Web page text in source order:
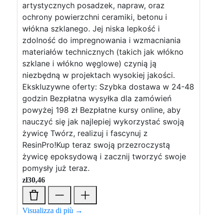
artystycznych posadzek, napraw, oraz
ochrony powierzchni ceramiki, betonu i
włókna szklanego. Jej niska lepkość i
zdolność do impregnowania i wzmacniania
materiałów technicznych (takich jak włókno
szklane i włókno węglowe) czynią ją
niezbędną w projektach wysokiej jakości.
Ekskluzywne oferty: Szybka dostawa w 24-48
godzin Bezpłatna wysyłka dla zamówień
powyżej 198 zł Bezpłatne kursy online, aby
nauczyć się jak najlepiej wykorzystać swoją
żywicę Twórz, realizuj i fascynuj z
ResinPro!Kup teraz swoją przezroczystą
żywicę epoksydową i zacznij tworzyć swoje
pomysły już teraz.
zł30,46
Visualizza di più →